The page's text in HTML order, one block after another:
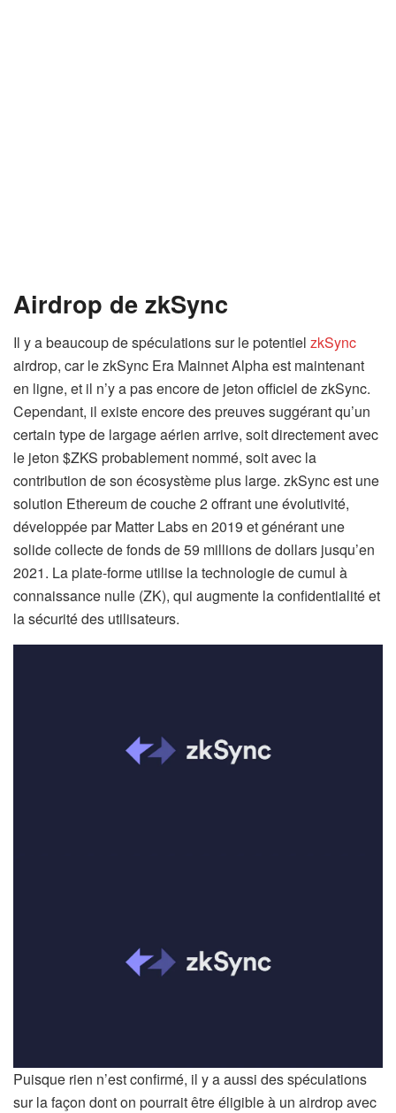
Airdrop de zkSync
Il y a beaucoup de spéculations sur le potentiel zkSync
airdrop, car le zkSync Era Mainnet Alpha est maintenant
en ligne, et il n’y a pas encore de jeton officiel de zkSync.
Cependant, il existe encore des preuves suggérant qu’un
certain type de largage aérien arrive, soit directement avec
le jeton $ZKS probablement nommé, soit avec la
contribution de son écosystème plus large. zkSync est une
solution Ethereum de couche 2 offrant une évolutivité,
développée par Matter Labs en 2019 et générant une
solide collecte de fonds de 59 millions de dollars jusqu’en
2021. La plate-forme utilise la technologie de cumul à
connaissance nulle (ZK), qui augmente la confidentialité et
la sécurité des utilisateurs.
Puisque rien n’est confirmé, il y a aussi des spéculations
sur la façon dont on pourrait être éligible à un airdrop avec